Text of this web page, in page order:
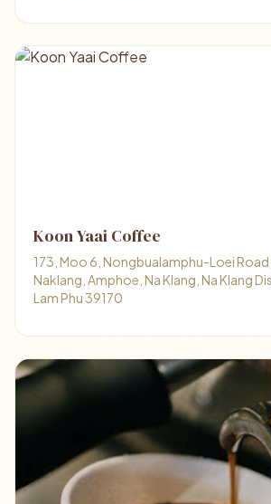
Koon Yaai Coffee
173, Moo 6, Nongbualamphu-Loei
Naklang, Amphoe, Na Klang, Na Klang
Lam Phu 39170